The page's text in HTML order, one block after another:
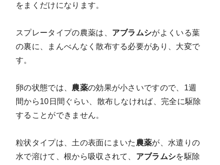
をまくだけになります。
スプレータイプの農薬は、 アブラムシがよくいる葉
の裏に、まんべんなく散布する必要があり、大変で
す。
卵の状態では、 農薬の効果が小さいですので、1週
間から10日間ぐらい、散布しなければ、完全に駆除
することができません。
粒状タイプは、土の表面にまいた 農薬が、水遣りの
水で溶けて、根から吸収されて、 アブラムシを駆除